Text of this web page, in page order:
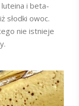
i beta-
słodki owoc.
nie istnieje